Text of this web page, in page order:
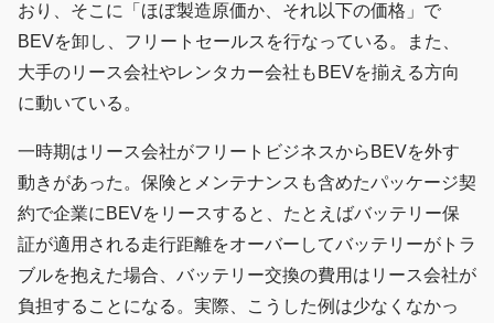
おり、そこに「ほぼ製造原価か、それ以下の価格」で
BEVを卸し、フリートセールスを行なっている。また、
大手のリース会社やレンタカー会社もBEVを揃える方向
に動いている。
一時期はリース会社がフリートビジネスからBEVを外す
動きがあった。保険とメンテナンスも含めたパッケージ契
約で企業にBEVをリースすると、たとえばバッテリー保
証が適用される走行距離をオーバーしてバッテリーがトラ
ブルを抱えた場合、バッテリー交換の費用はリース会社が
負担することになる。実際、こうした例は少なくなかっ